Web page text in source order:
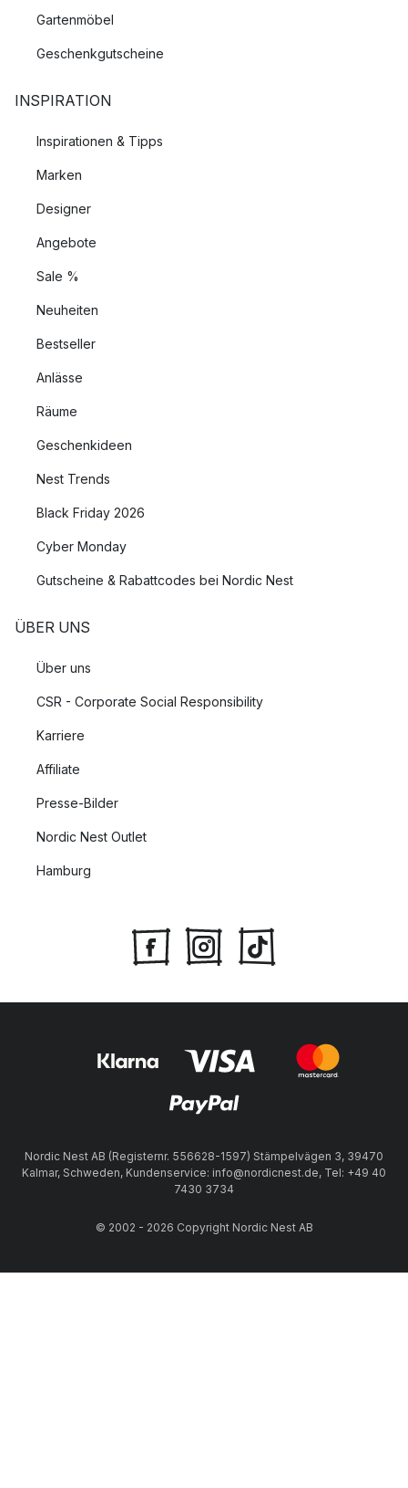
Gartenmöbel
Geschenkgutscheine
INSPIRATION
Inspirationen & Tipps
Marken
Designer
Angebote
Sale %
Neuheiten
Bestseller
Anlässe
Räume
Geschenkideen
Nest Trends
Black Friday 2026
Cyber Monday
Gutscheine & Rabattcodes bei Nordic Nest
ÜBER UNS
Über uns
CSR - Corporate Social Responsibility
Karriere
Affiliate
Presse-Bilder
Nordic Nest Outlet
Hamburg
Nordic Nest AB (Registernr. 556628-1597) Stämpelvägen 3, 39470
Kalmar, Schweden, Kundenservice: info@nordicnest.de, Tel: +49 40
7430 3734
© 2002 - 2026 Copyright Nordic Nest AB